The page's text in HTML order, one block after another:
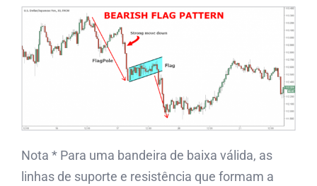
Nota * Para uma bandeira de baixa válida, as
linhas de suporte e resistência que formam a